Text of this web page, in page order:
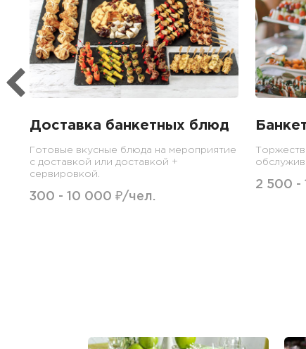
Доставка банкетных блюд
Готовые вкусные блюда на мероприятие
с доставкой или доставкой +
сервировкой.
300 - 10 000 ₽/чел.
2 500 -